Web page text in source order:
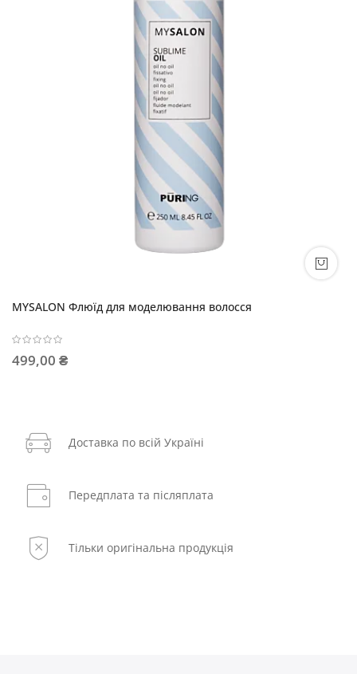
MYSALON Флюїд для моделювання волосся
499,00 ₴
Доставка по всій Україні
Передплата та післяплата
Тільки оригінальна продукція